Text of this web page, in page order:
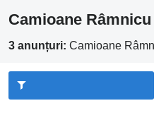
Camioane
3 anunțuri: Camioane